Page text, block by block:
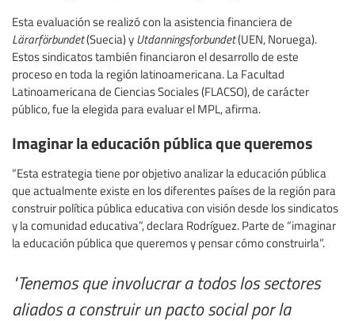
Esta evaluación se realizó con la asistencia financiera de
Lärarförbundet(Suecia) y Utdanningsforbundet(UEN, Noruega).
Estos sindicatos también financiaron el desarrollo de este
proceso en toda la región latinoamericana. La Facultad
Latinoamericana de Ciencias Sociales (FLACSO), de carácter
público, fue la elegida para evaluar el MPL, afirma.
Imaginar la educación pública que queremos
“Esta estrategia tiene por objetivo analizar la educación pública
que actualmente existe en los diferentes países de la región para
construir política pública educativa con visión desde los sindicatos
y la comunidad educativa”, declara Rodríguez. Parte de “imaginar
la educación pública que queremos y pensar cómo construirla”.
"Tenemos que involucrar a todos los sectores
aliados a construir un pacto social por la